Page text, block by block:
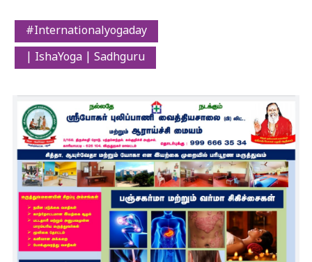
#Internationalyogaday
| IshaYoga | Sadhguru